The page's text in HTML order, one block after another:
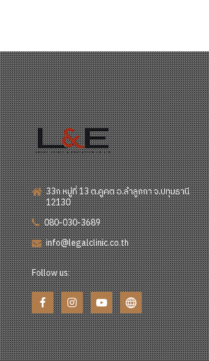
33ก หมู่ที่ 13 ต.คูคต อ.ลำลูกกา จ.ปทุมธานี
12130
080-030-3689
info@legalclinic.co.th
Follow us: